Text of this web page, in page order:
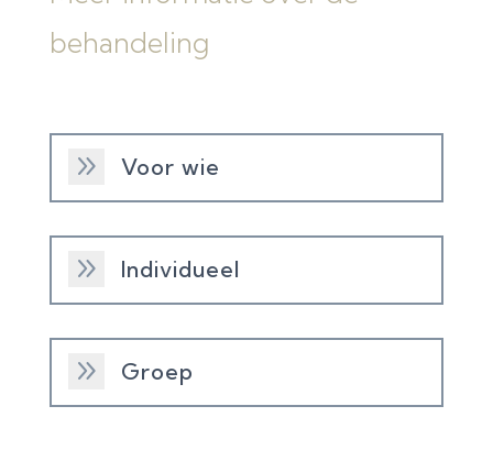
behandeling
9 Voor wie
9 Individueel
9 Groep